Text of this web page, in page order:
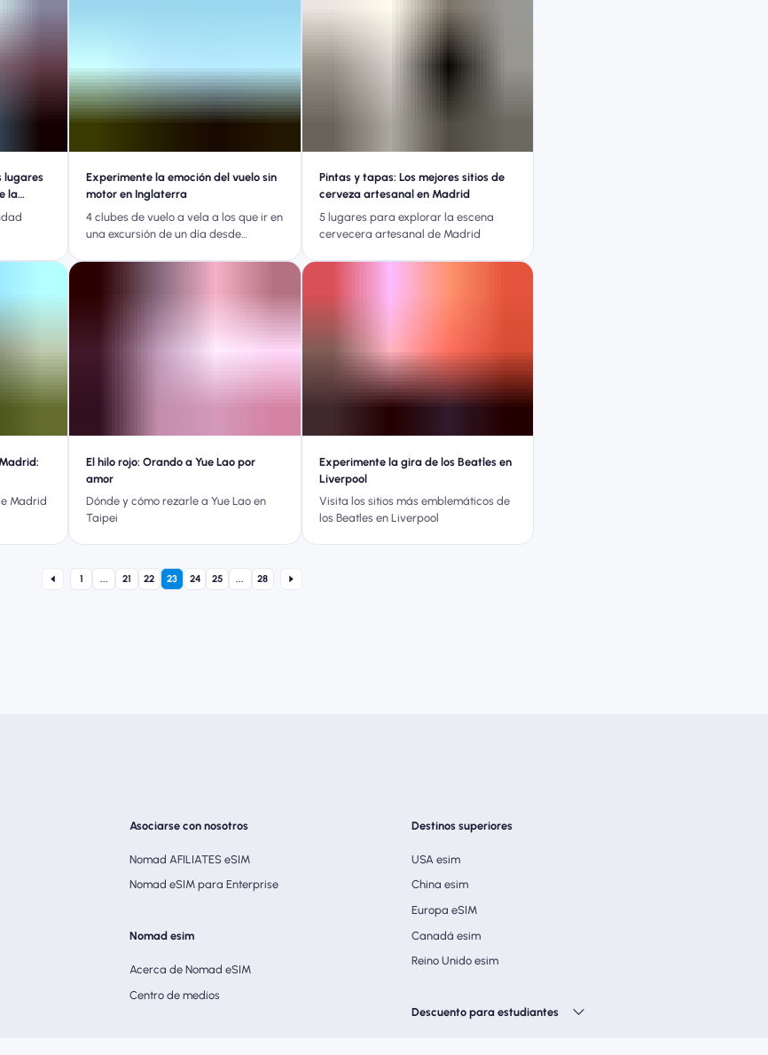
lugares
la
Experimente la emoción del vuelo sin
motor en Inglaterra
4 clubes de vuelo a vela a los que ir en
una excursión de un día desde
Pintas y tapas: Los mejores sitios de
cerveza artesanal en Madrid
5 lugares para explorar la escena
cervecera artesanal de Madrid
Madrid
El hilo rojo: Orando a Yue Lao por
amor
Dónde y cómo rezarle a Yue Lao en
Taipei
Experimente la gira de los Beatles en
Liverpool
Visita los sitios más emblemáticos de
los Beatles en Liverpool
1 ... 21 22 23 24 25 ... 28
Asociarse con nosotros
Nomad AFILIATES eSIM
Nomad eSIM para Enterprise
Nomad esim
Acerca de Nomad eSIM
Centro de medios
Destinos superiores
USA esim
China esim
Europa eSIM
Canadá esim
Reino Unido esim
Descuento para estudiantes